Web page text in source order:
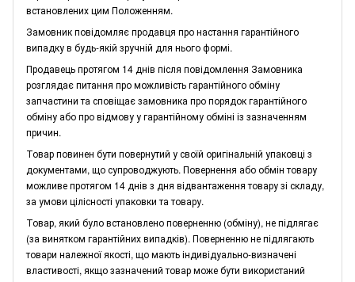
встановлених цим Положенням.
Замовник повідомляє продавця про настання гарантійного
випадку в будь-якій зручній для нього формі.
Продавець протягом 14 днів після повідомлення Замовника
розглядає питання про можливість гарантійного обміну
запчастини та сповіщає замовника про порядок гарантійного
обміну або про відмову у гарантійному обміні із зазначенням
причин.
Товар повинен бути повернутий у своїй оригінальній упаковці з
документами, що супроводжують. Повернення або обмін товару
можливе протягом 14 днів з дня відвантаження товару зі складу,
за умови цілісності упаковки та товару.
Товар, який було встановлено поверненню (обміну), не підлягає
(за винятком гарантійних випадків). Поверненню не підлягають
товари належної якості, що мають індивідуально-визначені
властивості, якщо зазначений товар може бути використаний